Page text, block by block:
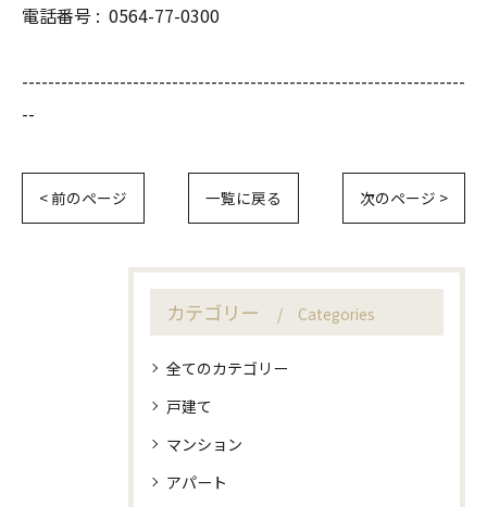
電話番号 : 0564-77-0300
--------------------------------------------------------------------
--
< 前のページ 一覧に戻る 次のページ >
カテゴリー Categories
全てのカテゴリー
戸建て
マンション
アパート